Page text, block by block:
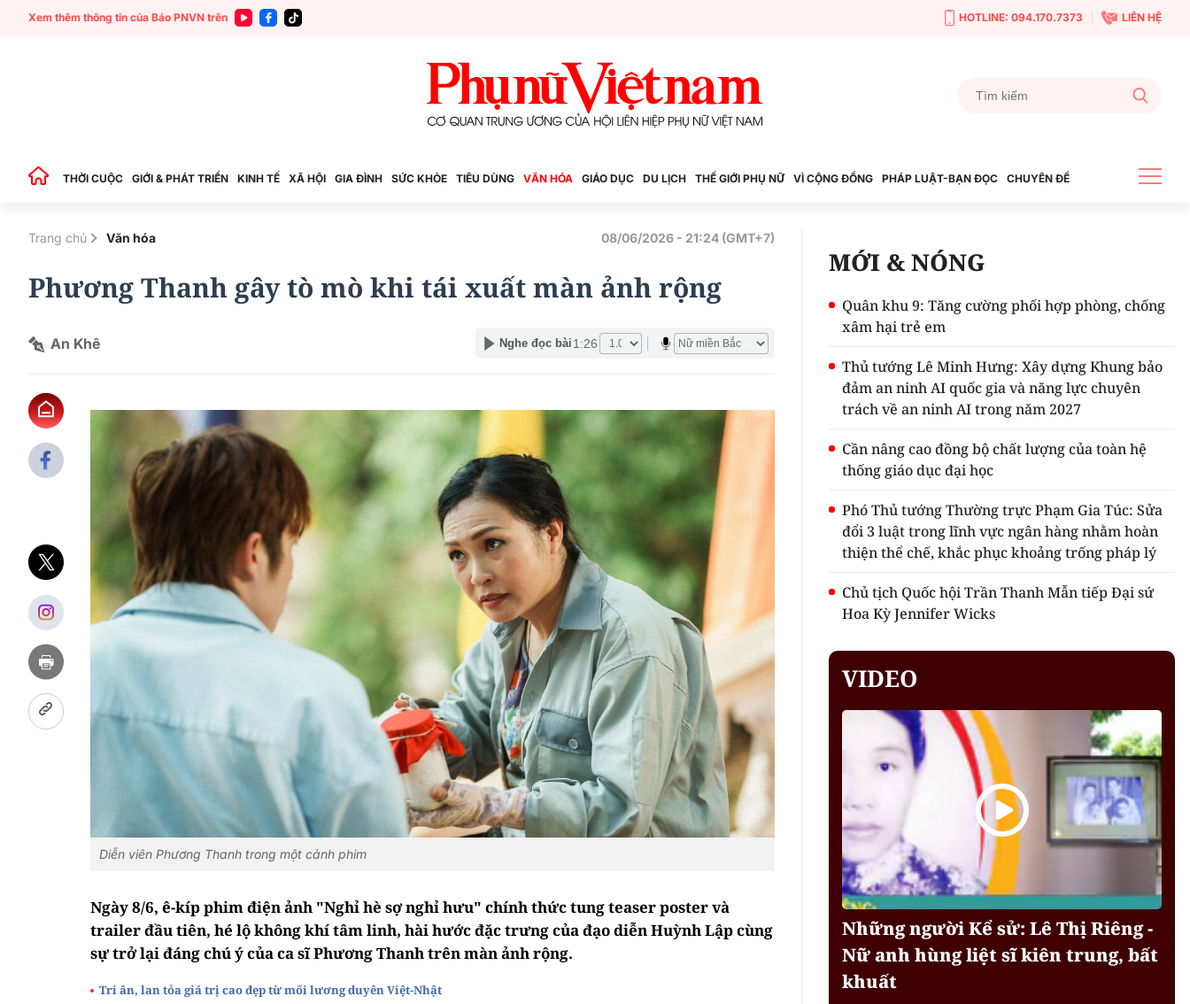
Xem thêm thông tin của Báo PNVN trên HOTLINE: 094.170.7373 LIÊN HỆ
THỜI CUỘC GIỚI & PHÁT TRIỂN KINH TẾ XÃ HỘI GIA ĐÌNH SỨC KHỎE TIÊU DÙNG VĂN HÓA GIÁO DỤC DU LỊCH THẾ GIỚI PHỤ NỮ VÌ CỘNG ĐỒNG PHÁP LUẬT-BẠN ĐỌC CHUYÊN ĐỀ
Trang chủ Văn hóa 08/06/2026 - 21:24 (GMT+7)
Phương Thanh gây tò mò khi tái xuất màn ảnh rộng
An Khê Nghe đọc bài 1:26
Diễn viên Phương Thanh trong một cảnh phim
Ngày 8/6, ê-kíp phim điện ảnh "Nghỉ hè sợ nghỉ hưu" chính thức tung teaser poster và
trailer đầu tiên, hé lộ không khí tâm linh, hài hước đặc trưng của đạo diễn Huỳnh Lập cùng
sự trở lại đáng chú ý của ca sĩ Phương Thanh trên màn ảnh rộng.
Tri ân, lan tỏa giá trị cao đẹp từ mối lương duyên Việt-Nhật
MỚI & NÓNG
Quân khu 9: Tăng cường phối hợp phòng, chống
xâm hại trẻ em
Thủ tướng Lê Minh Hưng: Xây dựng Khung bảo
đảm an ninh AI quốc gia và năng lực chuyên
trách về an ninh AI trong năm 2027
Cần nâng cao đồng bộ chất lượng của toàn hệ
thống giáo dục đại học
Phó Thủ tướng Thường trực Phạm Gia Túc: Sửa
đổi 3 luật trong lĩnh vực ngân hàng nhằm hoàn
thiện thể chế, khắc phục khoảng trống pháp lý
Chủ tịch Quốc hội Trần Thanh Mẫn tiếp Đại sứ
Hoa Kỳ Jennifer Wicks
VIDEO
Những người Kể sử: Lê Thị Riêng -
Nữ anh hùng liệt sĩ kiên trung, bất
khuất